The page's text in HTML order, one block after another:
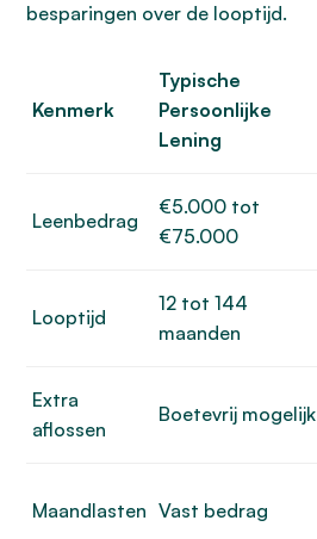
besparingen over de looptijd.
Kenmerk
Typische
Persoonlijke
Lening
Leenbedrag
€5.000 tot
€75.000
Looptijd
12 tot 144
maanden
Extra
aflossen
Boetevrij mogelijk
Maandlasten Vast bedrag